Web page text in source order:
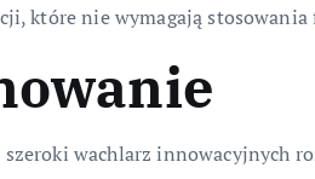
które nie wymagają
wachlarz innowacyjnych